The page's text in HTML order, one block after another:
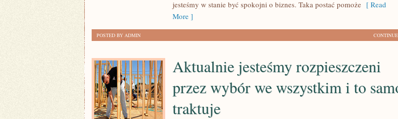
WAŻNAjesteśmy w stanie być spokojni o biznes. Taka postać pomoże [ Read
More ]
CONTINUE
POSTED BY ADMIN
Aktualnie jesteśmy rozpieszczeni
przez wybór we wszystkim i to
traktuje